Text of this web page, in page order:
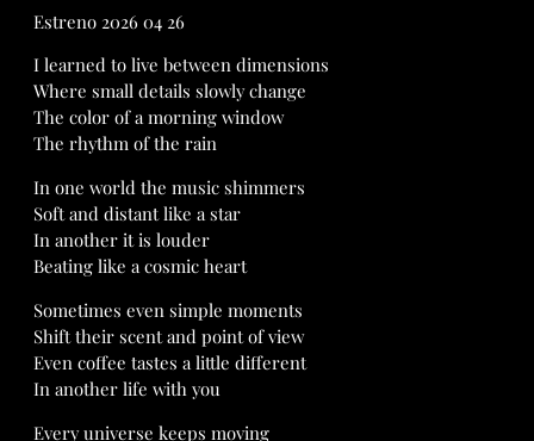
Estreno 2026 04 26
I learned to live between dimensions
Where small details slowly change
The color of a morning window
The rhythm of the rain
In one world the music shimmers
Soft and distant like a star
In another it is louder
Beating like a cosmic heart
Sometimes even simple moments
Shift their scent and point of view
Even coffee tastes a little different
In another life with you
Every universe keeps moving